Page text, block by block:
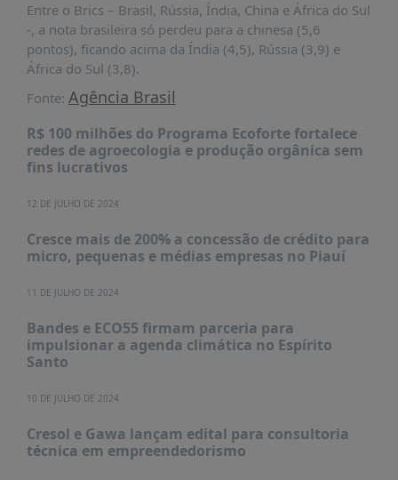
REVISTA
RUMOS
LIVROS
ESTUDOS
NOTÍCIAS
PRÊMIO
ABDE-
ABDE
DE
SABER
CONTATO
Entre o Brics – Brasil, Rússia, Índia, China e África do Sul
-, a nota brasileira só perdeu para a chinesa (5,6
pontos), ficando acima da Índia (4,5), Rússia (3,9) e
África do Sul (3,8).
Fonte: Agência Brasil
R$ 100 milhões do Programa Ecoforte fortalece
redes de agroecologia e produção orgânica sem
fins lucrativos
12 DE JULHO DE 2024
Cresce mais de 200% a concessão de crédito para
micro, pequenas e médias empresas no Piauí
11 DE JULHO DE 2024
Bandes e ECO55 firmam parceria para
impulsionar a agenda climática no Espírito
Santo
10 DE JULHO DE 2024
Cresol e Gawa lançam edital para consultoria
técnica em empreendedorismo